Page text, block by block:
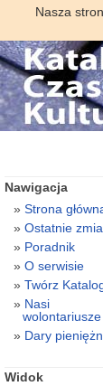
Nasza
Nawigacja
Strona
Ostatnie
Poradnik
O serwisie
Twórz
Nasi
wolontariusze
Dary
Widok